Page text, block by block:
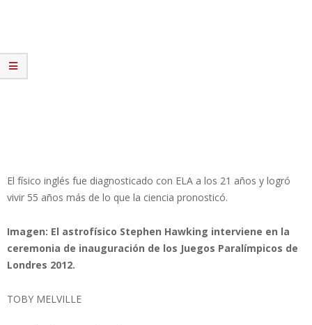
El físico inglés fue diagnosticado con ELA a los 21 años y logró
vivir 55 años más de lo que la ciencia pronosticó.
Imagen: El astrofísico Stephen Hawking interviene en la
ceremonia de inauguración de los Juegos Paralímpicos de
Londres 2012.
TOBY MELVILLE